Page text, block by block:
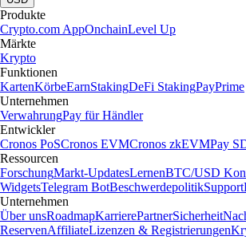
Produkte
Crypto.com AppOnchainLevel Up
Märkte
Krypto
Funktionen
KartenKörbeEarnStakingDeFi StakingPayPrime
Unternehmen
VerwahrungPay für Händler
Entwickler
Cronos PoSCronos EVMCronos zkEVMPay
Ressourcen
ForschungMarkt-UpdatesLernenBTC/USD
WidgetsTelegram BotBeschwerdepolitikSupport
Unternehmen
Über unsRoadmapKarrierePartnerSicherheit
ReservenAffiliateLizenzen & Registrierungen